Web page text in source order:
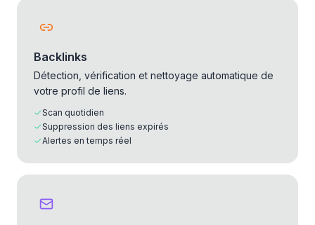
Backlinks
Détection, vérification et nettoyage automatique de
votre profil de liens.
Scan quotidien
Suppression des liens expirés
Alertes en temps réel